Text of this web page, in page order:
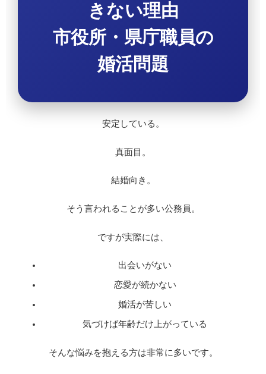
きない理由
市役所・県庁職員の
婚活問題
安定している。
真面目。
結婚向き。
そう言われることが多い公務員。
ですが実際には、
出会いがない
恋愛が続かない
婚活が苦しい
気づけば年齢だけ上がっている
そんな悩みを抱える方は非常に多いです。